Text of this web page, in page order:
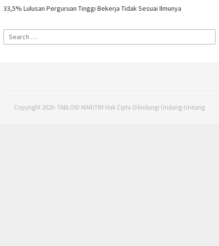
33,5% Lulusan Perguruan Tinggi Bekerja Tidak Sesuai Ilmunya
Search
for:
Copyright 2020- TABLOID MARITIM Hak Cipta Dilindungi Undang-Undang